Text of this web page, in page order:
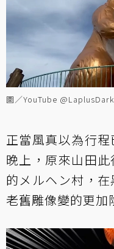
圖／YouTube
正當風真以為行
晚上，原來山田
的メルヘン村，
老舊雕像變的更加